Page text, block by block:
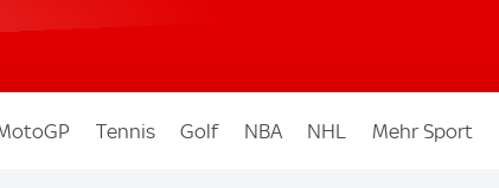
Tennis Golf NBA NHL Mehr Sport